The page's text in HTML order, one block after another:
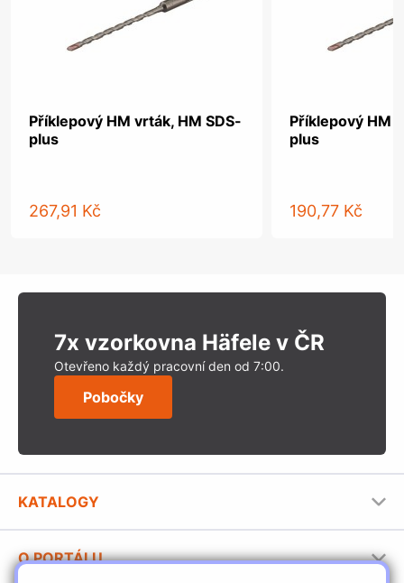
Příklepový HM vrták, HM SDS-
plus
267,91 Kč
Příklepový HM
plus
190,77 Kč
7x vzorkovna Häfele v ČR
Otevřeno každý pracovní den od 7:00.
Pobočky
KATALOGY
Stavební katalog Häfele
O PORTÁLU